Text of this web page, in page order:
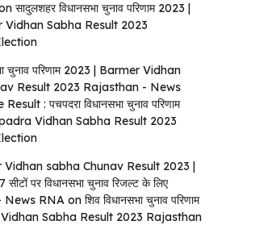
सादुलशहर विधानसभा चुनाव परिणाम 2023 |
Vidhan Sabha Result 2023
चुनाव परिणाम 2023 | Barmer Vidhan
Result 2023 Rajasthan - News
Result : पचपदरा विधानसभा चुनाव परिणाम
Vidhan Sabha Result 2023
Vidhan sabha Chunav Result 2023 |
सीटों पर विधानसभा चुनाव रिजल्ट के लिए
News RNA on शिव विधानसभा चुनाव परिणाम
Sabha Result 2023 Rajasthan